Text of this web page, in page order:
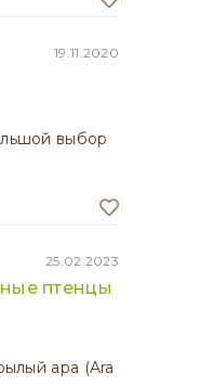
19.11.2020
выбор
25.02.2023
птенцы
ара (Ara